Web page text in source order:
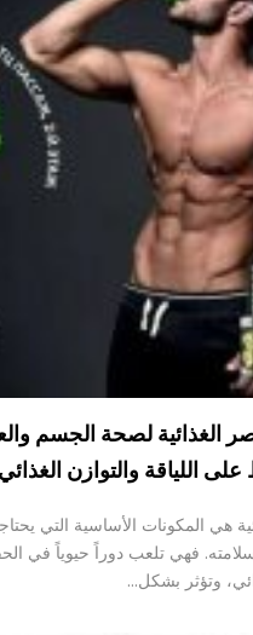
الغذائية لصحة الجسم
اللياقة والتوازن الغذائي
هي المكونات الأساسية التي
فهي تلعب دوراً حيوياً في
وتؤثر بشكل…